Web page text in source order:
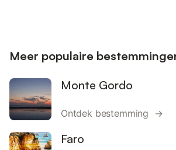
Meer populaire
Monte Gordo
Ontdek bestemming →
Faro